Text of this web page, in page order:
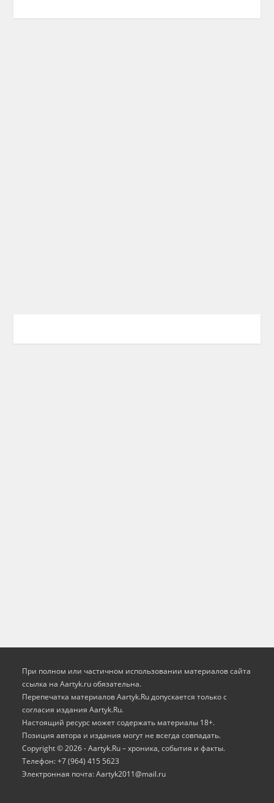
При полном или частичном использовании материалов сайта
ссылка на Aartyk.ru oбязательна.
Перепечатка материалов Aartyk.Ru допускается только с
согласия издания Aartyk.Ru.
Настоящий ресурс может содержать материалы 18+.
Позиция автора и издания могут не всегда совпадать.
Copyright © 2026 - Aartyk.Ru – хроника, события и факты.
Телефон: +7 (964) 415 5623
Электронная почта: Aartyk2011@mail.ru